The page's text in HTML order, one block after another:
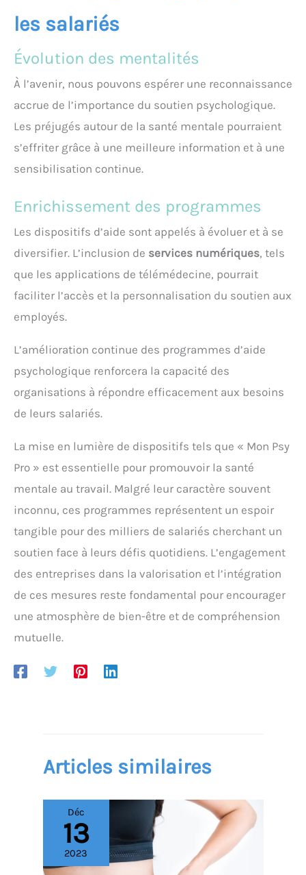
les salariés
Évolution des mentalités
À l’avenir, nous pouvons espérer une reconnaissance
accrue de l’importance du soutien psychologique.
Les préjugés autour de la santé mentale pourraient
s’effriter grâce à une meilleure information et à une
sensibilisation continue.
Enrichissement des programmes
Les dispositifs d’aide sont appelés à évoluer et à se
diversifier. L’inclusion de services numériques, tels
que les applications de télémédecine, pourrait
faciliter l’accès et la personnalisation du soutien aux
employés.
L’amélioration continue des programmes d’aide
psychologique renforcera la capacité des
organisations à répondre efficacement aux besoins
de leurs salariés.
La mise en lumière de dispositifs tels que « Mon Psy
Pro » est essentielle pour promouvoir la santé
mentale au travail. Malgré leur caractère souvent
inconnu, ces programmes représentent un espoir
tangible pour des milliers de salariés cherchant un
soutien face à leurs défis quotidiens. L’engagement
des entreprises dans la valorisation et l’intégration
de ces mesures reste fondamental pour encourager
une atmosphère de bien-être et de compréhension
mutuelle.
Articles similaires
Déc
13
2023